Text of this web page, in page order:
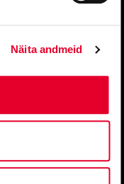
Näita andmeid